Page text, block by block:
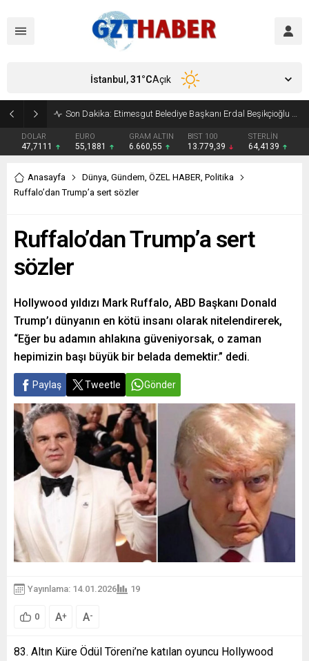
Son Dakika: Etimesgut Belediye Başkanı Erdal Beşikçioğlu görevden uzaklaştırıldı
DOLAR
47,7111
EURO
55,1881
GRAM ALTIN
6.660,55
BIST 100
13.779,39
STERLİN
64,4139
İstanbul,31°CAçık
Anasayfa Dünya, Gündem, ÖZEL HABER, Politika
Ruffalo’dan Trump’a sert sözler
Ruffalo’dan Trump’a sert
sözler
Hollywood yıldızı Mark Ruffalo, ABD Başkanı Donald
Trump’ı dünyanın en kötü insanı olarak nitelendirerek,
“Eğer bu adamın ahlakına güveniyorsak, o zaman
hepimizin başı büyük bir belada demektir.” dedi.
Paylaş Tweetle Gönder
Yayınlama: 14.01.2026 19
0 A+ A-
83. Altın Küre Ödül Töreni’ne katılan oyuncu Hollywood